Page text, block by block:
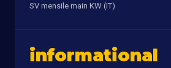
SV mensile main KW (IT)
informational